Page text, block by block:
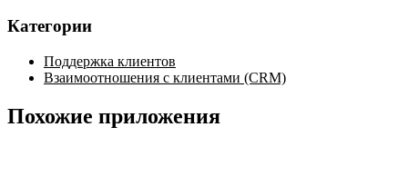
Категории
Поддержка клиентов
Взаимоотношения с клиентами (CRM)
Похожие приложения